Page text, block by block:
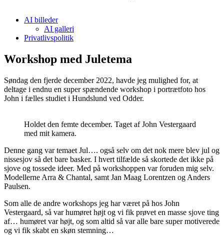
AI billeder
AI galleri
Privatlivspolitik
Workshop med Juletema
Søndag den fjerde december 2022, havde jeg mulighed for, at
deltage i endnu en super spændende workshop i portrætfoto hos
John i fælles studiet i Hundslund ved Odder.
Holdet den femte december. Taget af John Vestergaard
med mit kamera.
Denne gang var temaet Jul…. også selv om det nok mere blev jul og
nissesjov så det bare basker. I hvert tilfælde så skortede det ikke på
sjove og tossede ideer. Med på workshoppen var foruden mig selv.
Modellerne Arra & Chantal, samt Jan Maag Lorentzen og Anders
Paulsen.
Som alle de andre workshops jeg har været på hos John
Vestergaard, så var humøret højt og vi fik prøvet en masse sjove ting
af… humøret var højt, og som altid så var alle bare super motiverede
og vi fik skabt en skøn stemning…